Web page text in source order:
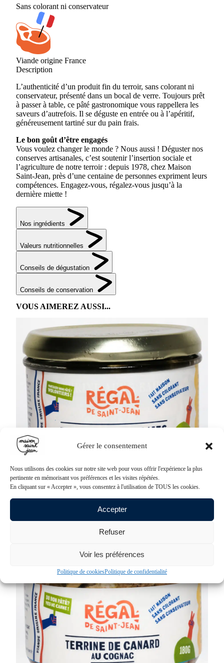
Gérer le consentement
Nous utilisons des cookies sur notre site web pour vous offrir l'expérience la plus
pertinente en mémorisant vos préférences et les visites répétées.
En cliquant sur « Accepter », vous consentez à l'utilisation de TOUS les cookies.
Accepter
Refuser
Voir les préférences
Politique de cookiesPolitique de confidentialité
Sans colorant ni conservateur
Viande origine France
Description
L’authenticité d’un produit fin du terroir, sans colorant ni
conservateur, présenté dans un bocal de verre. Toujours prêt
à passer à table, ce pâté gastronomique vous rappellera les
saveurs d’autrefois. Il se déguste en entrée ou à l’apéritif,
généreusement tartiné sur du pain frais.
Le bon goût d’être engagés
Vous voulez changer le monde ? Nous aussi ! Déguster nos
conserves artisanales, c’est soutenir l’insertion sociale et
l’agriculture de notre terroir : depuis 1978, chez Maison
Saint-Jean, près d’une centaine de personnes expriment leurs
compétences. Engagez-vous, régalez-vous jusqu’à la
dernière miette !
Nos ingrédients
Valeurs nutritionnelles
Conseils de dégustation
Conseils de conservation
VOUS AIMEREZ AUSSI...
Les terrines
Terrine aux 5 baies